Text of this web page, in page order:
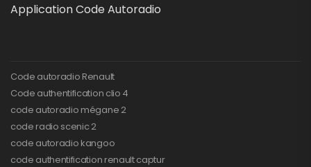
Application Code Autoradio
Code autoradio Renault
Code authentification clio 4
code autoradio mégane 2
code radio scenic 2
code autoradio kangoo
code authentification renault captur